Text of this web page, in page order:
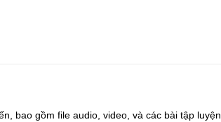
bao gồm file audio, video, và các bài tập luyện